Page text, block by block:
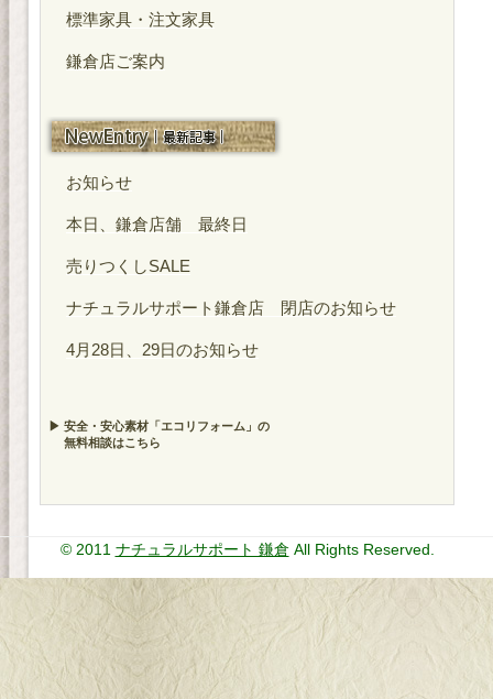
標準家具・注文家具
鎌倉店ご案内
最近の投稿
お知らせ
本日、鎌倉店舗 最終日
売りつくしSALE
ナチュラルサポート鎌倉店 閉店のお知らせ
4月28日、29日のお知らせ
▶ 安全・安心素材「エコリフォーム」の
無料相談はこちら
© 2011 ナチュラルサポート 鎌倉 All Rights Reserved.